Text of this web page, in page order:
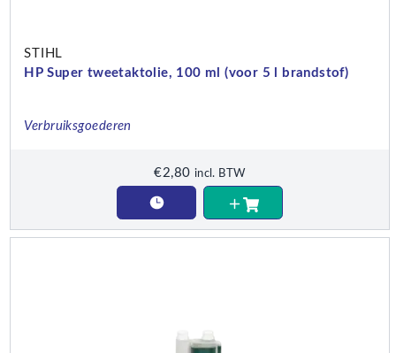
STIHL
HP Super tweetaktolie, 100 ml (voor 5 l brandstof)
Verbruiksgoederen
€2,80 incl. BTW